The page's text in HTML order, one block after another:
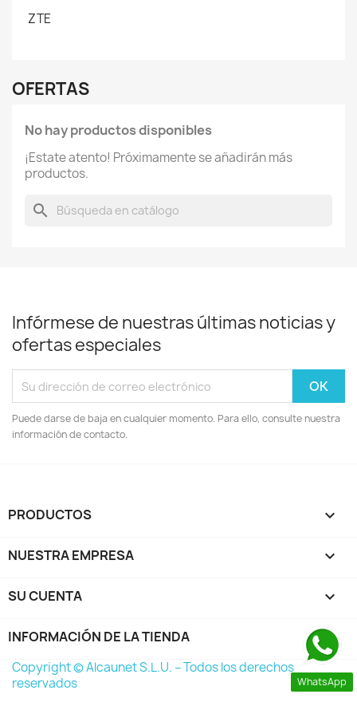
ZTE
OFERTAS
No hay productos disponibles
¡Estate atento! Próximamente se añadirán más
productos.
search
Infórmese de nuestras últimas noticias y
ofertas especiales
Puede darse de baja en cualquier momento. Para ello, consulte nuestra
información de contacto.
PRODUCTOS 
NUESTRA EMPRESA 
SU CUENTA 
INFORMACIÓN DE LA TIENDA keyboard_arrow_down
WhatsApp
Copyright © Alcaunet S.L.U. – Todos los derechos
reservados